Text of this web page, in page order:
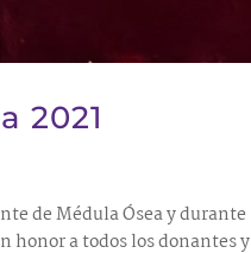
2021
de Médula Ósea y durante
honor a todos los donantes y